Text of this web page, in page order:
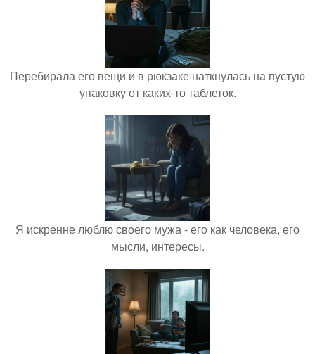
Перебирала его вещи и в рюкзаке наткнулась на пустую
упаковку от каких-то таблеток.
Я искренне люблю своего мужа - его как человека, его
мысли, интересы.